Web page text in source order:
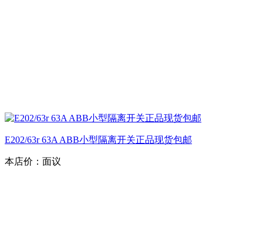
E202/63r 63A ABB小型隔离开关正品现货包邮
本店价： 面议